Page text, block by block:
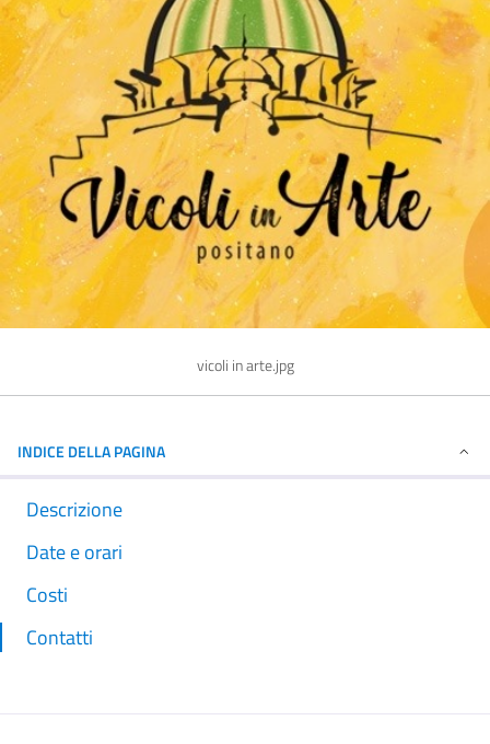
vicoli in arte.jpg
INDICE DELLA PAGINA
Descrizione
Date e orari
Costi
Contatti